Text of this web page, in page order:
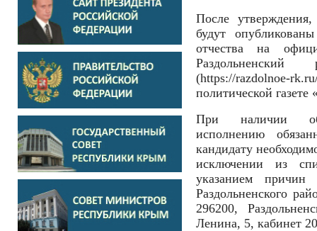
После
будут
отчества на
(https://
политической газете
При наличии
исполнению
кандидату
исключении из
указанием
Раздольненского
296200,
Ленина, 5, кабинет